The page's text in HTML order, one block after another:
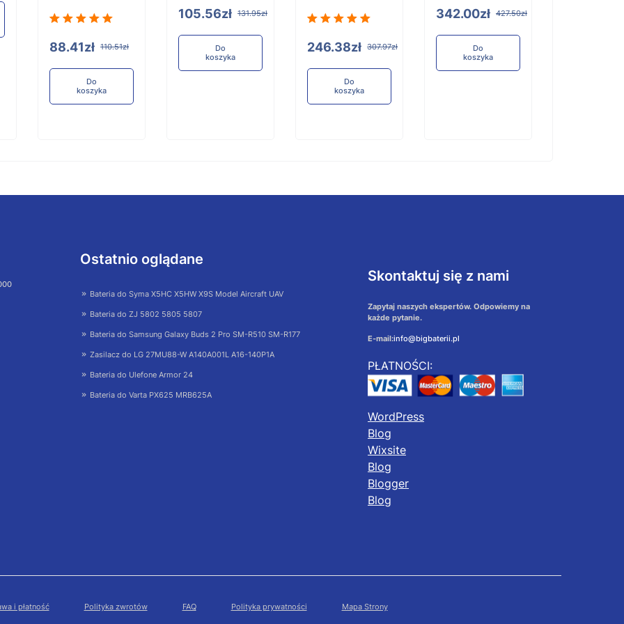
88.41zł 110.51zł
Do
koszyka
105.56zł 131.95zł
Do
koszyka
246.38zł 307.97zł
Do
koszyka
342.00zł 427.50zł
Do
koszyka
Ostatnio oglądane
Bateria do Syma X5HC X5HW X9S Model Aircraft UAV
Bateria do ZJ 5802 5805 5807
Bateria do Samsung Galaxy Buds 2 Pro SM-R510 SM-R177
Zasilacz do LG 27MU88-W A140A001L A16-140P1A
Bateria do Ulefone Armor 24
Bateria do Varta PX625 MRB625A
Skontaktuj się z nami
Zapytaj naszych ekspertów. Odpowiemy na
każde pytanie.
E-mail:info@bigbaterii.pl
PŁATNOŚCI:
WordPress
Blog
Wixsite
Blog
Blogger
Blog
i płatność Polityka zwrotów FAQ Polityka prywatności Mapa Strony